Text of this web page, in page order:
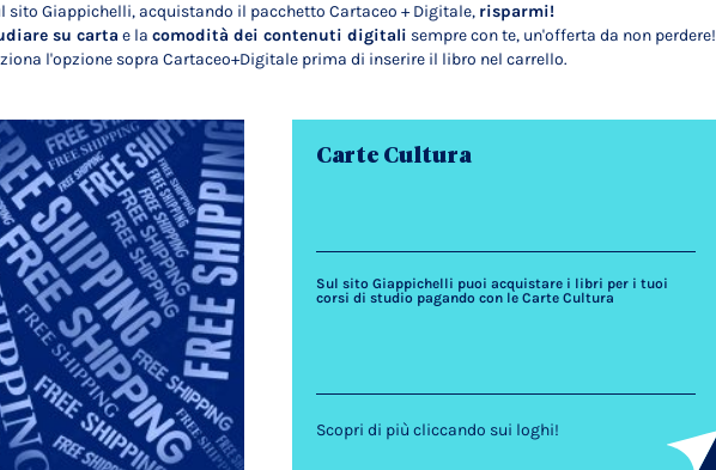
sito Giappichelli, acquistando il pacchetto Cartaceo + Digitale, risparmi!
su carta e la comodità dei contenuti digitali sempre con te, un'offerta da non perdere!
l'opzione sopra Cartaceo+Digitale prima di inserire il libro nel carrello.
Carte Cultura
Sul sito Giappichelli puoi acquistare i libri per i tuoi
corsi di studio pagando con le Carte Cultura
Scopri di più cliccando sui loghi!